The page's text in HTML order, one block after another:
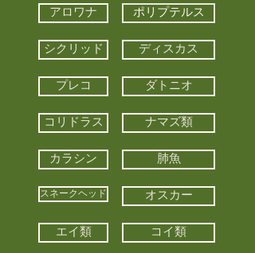
アロワナ ポリプテルス
シクリッド ディスカス
プレコ ダトニオ
コリドラス ナマズ類
カラシン 肺魚
スネークヘッド オスカー
エイ類 コイ類